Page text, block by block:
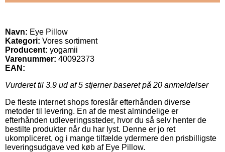
Navn: Eye Pillow
Kategori: Vores sortiment
Producent: yogamii
Varenummer: 40092373
EAN:
Vurderet til 3.9 ud af 5 stjerner baseret på 20 anmeldelser
De fleste internet shops foreslår efterhånden diverse
metoder til levering. En af de mest almindelige er
efterhånden udleveringssteder, hvor du så selv henter de
bestilte produkter når du har lyst. Denne er jo ret
ukompliceret, og i mange tilfælde ydermere den prisbilligste
leveringsudgave ved køb af Eye Pillow.